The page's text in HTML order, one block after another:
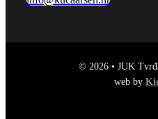
© 2026 • JUK
web by